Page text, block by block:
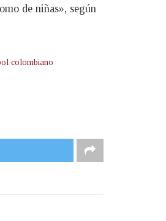
de niñas», según
colombiano